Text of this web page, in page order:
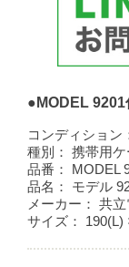
●MODEL 9201
コンディション
種別：
携帯用ケ
品番：
MODEL
品名：
モデル
メーカー：
共
サイズ：
190(L)